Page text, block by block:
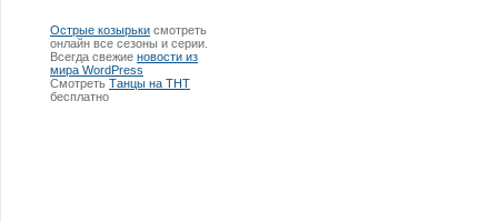
Острые козырьки смотреть
онлайн все сезоны и серии.
Всегда свежие новости из
мира WordPress
Смотреть Танцы на ТНТ
бесплатно